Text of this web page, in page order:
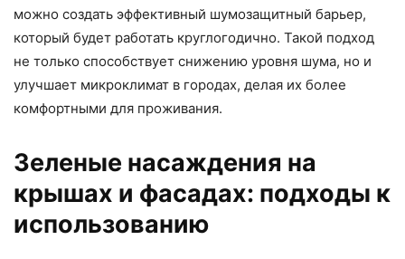
можно создать эффективный шумозащитный барьер,
который будет работать круглогодично. Такой подход
не только способствует снижению уровня шума, но и
улучшает микроклимат в городах, делая их более
комфортными для проживания.
Зеленые насаждения на
крышах и фасадах: подходы к
использованию